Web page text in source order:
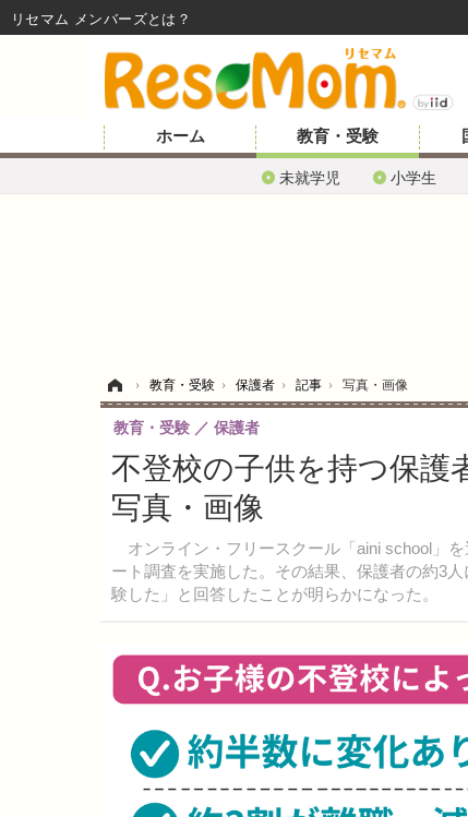
ホーム 教育・受験
未就学児 小学生
› 教育・受験 › 保護者 › 記事 › 写真・画像
不登校の子供を持つ保護
写真・画像
オンライン・フリースクール「aini school」
ート調査を実施した。その結果、保護者の約3
験した」と回答したことが明らかになった。
教育・受験 保護者
リセマム メンバーズ